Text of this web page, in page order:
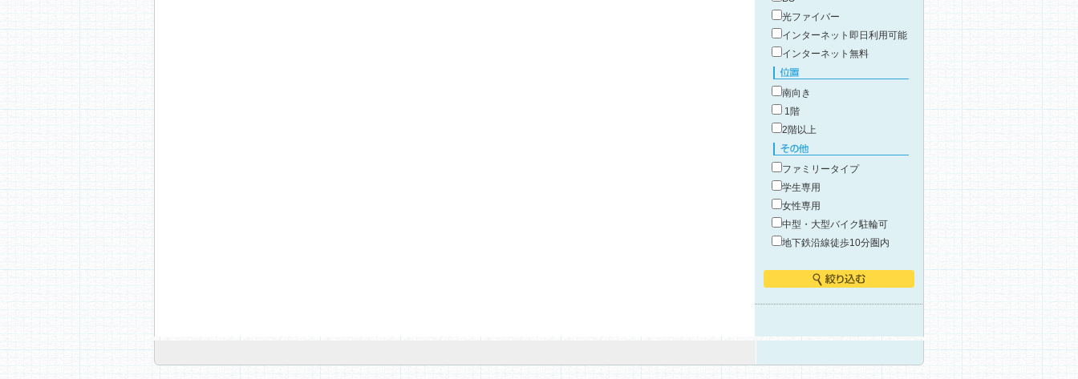
光ファイバー
インターネット即日利用可能
インターネット無料
南向き
1階
2階以上
ファミリータイプ
学生専用
女性専用
中型・大型バイク駐輪可
地下鉄沿線徒歩10分圏内